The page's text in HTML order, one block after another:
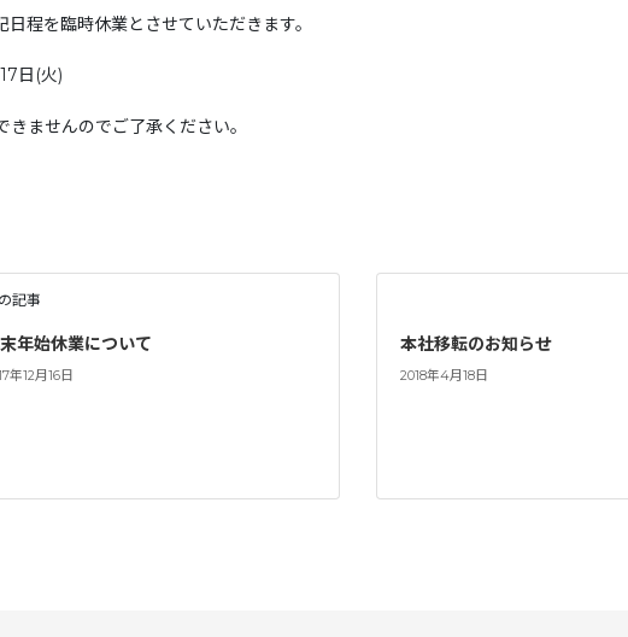
程を臨時休業とさせていただきます。
日(火)
ませんのでご了承ください。
記事
年始休業について
年12月16日
本社移転のお知らせ
2018年4月18日